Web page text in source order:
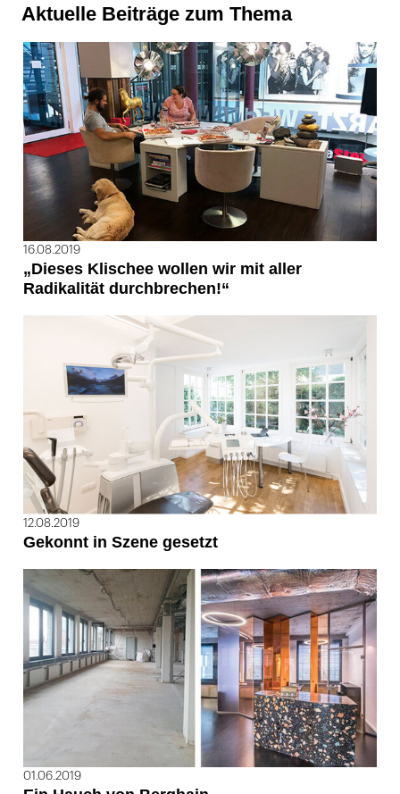
Aktuelle Beiträge zum Thema
16.08.2019
„Dieses Klischee wollen wir mit aller
Radikalität durchbrechen!“
12.08.2019
Gekonnt in Szene gesetzt
01.06.2019